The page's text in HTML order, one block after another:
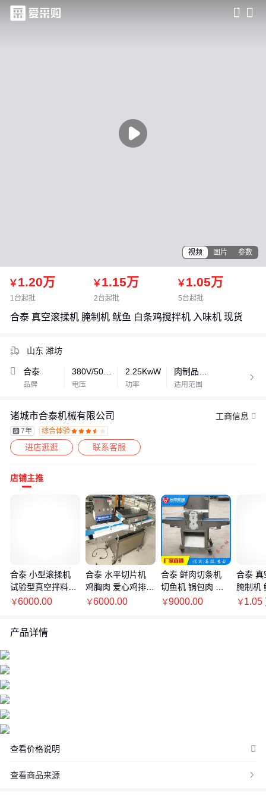

视频 图片 参数
￥1.20万
1台起批
￥1.15万
2台起批
￥1.05万
5台起批
合泰 真空滚揉机 腌制机 鱿鱼 白条鸡搅拌机 入味机 现货
山东 潍坊
合泰
品牌
380V/50HzV
电压
2.25KwW
功率 适用范围

诸城市合泰机械有限公司 工商信息
7年 综合体验     
   
进店逛逛 联系客服
店铺主推
合泰 小型滚揉机
试验型真空拌料机
入味嫩化机 现货
￥6000.00
合泰 水平切片机
鸡胸肉 爱心鸡排
里脊 五花肉片 板
￥6000.00
合泰 鲜肉切条机
切鱼机 锅包肉 三
文鱼切丁 鱿鱼切丝
￥9000.00
合泰 真
腌制机
鸡搅拌
￥1.05
产品详情
查看价格说明
价格：商品在爱采购的展示标价，具体的成交价格可能因商品参加
准，如用户在爱采购上完成线上购买，则最终以订单结算页价格为
询商家。
查看商品来源 